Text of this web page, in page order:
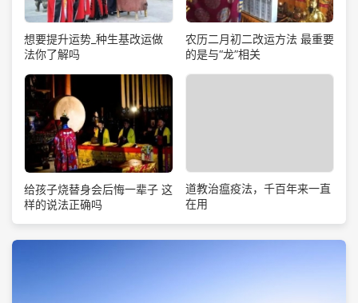
想要提升运势_种生基改运做
法你了解吗
农历二月初二改运方法 最重要
的是与“龙”相关
给孩子烧替身会后悔一辈子 这
样的说法正确吗
道教治瘟疫法，千百年来一直
在用